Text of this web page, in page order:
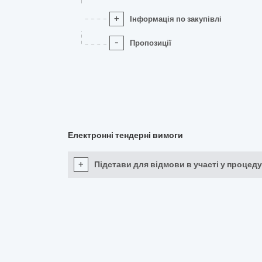
+ Інформація по закупівлі
- Пропозиції
Електронні тендерні вимоги
+ Підстави для відмови в участі у